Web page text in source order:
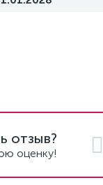
отзыв?
оценку!